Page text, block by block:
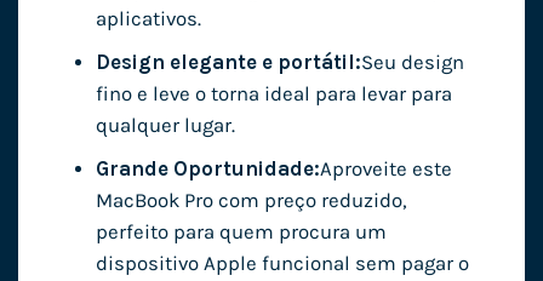
aplicativos.
Design elegante e portátil:Seu design
fino e leve o torna ideal para levar para
qualquer lugar.
Grande Oportunidade:Aproveite este
MacBook Pro com preço reduzido,
perfeito para quem procura um
dispositivo Apple funcional sem pagar o